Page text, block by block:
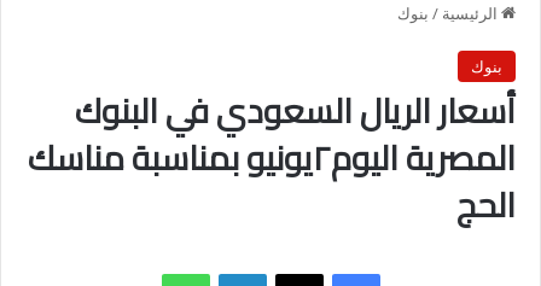
الرئيسية / بنوك
بنوك
أسعار الريال السعودي في البنوك
المصرية اليوم٢يونيو بمناسبة مناسك
الحج
فيسبوك X لينكدإن